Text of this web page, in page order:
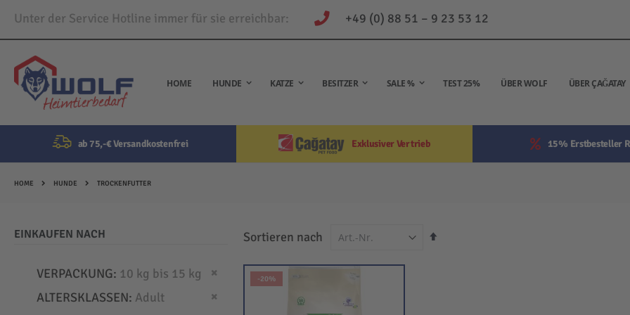
Unter der Service Hotline immer für sie erreichbar: +49 (0) 88 51 – 9 23 53 12
Direkt
zum
Inhalt
HOME HUNDE KATZE BESITZER SALE % TEST 25% ÜBER WOLF ÜBER ÇAĞATAY
ab 75,-€ Versandkostenfrei Exklusiver Vertrieb 15% Erstbesteller
HOME HUNDE TROCKENFUTTER
Sortieren nach
In
-20%
EINKAUFEN NACH
VERPACKUNG 10 kg bis 15 kg
Dies entfernen
ALTERSKLASSEN Adult